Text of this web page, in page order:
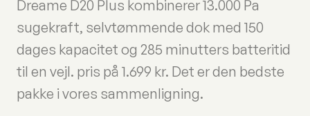
Dreame D20 Plus kombinerer 13.000 Pa
sugekraft, selvtømmende dok med 150
dages kapacitet og 285 minutters batteritid
til en vejl. pris på 1.699 kr. Det er den bedste
pakke i vores sammenligning.